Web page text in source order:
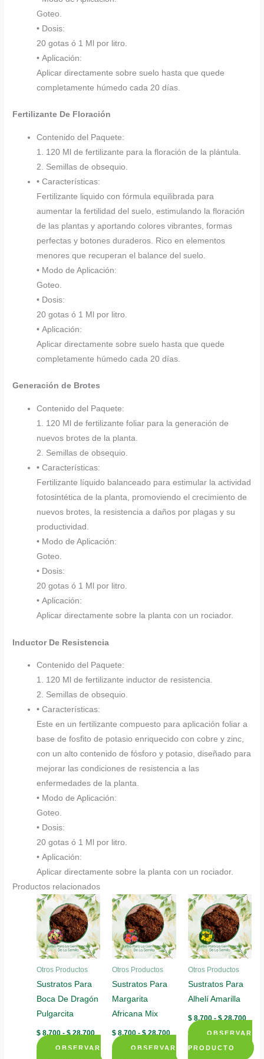
Goteo.
• Dosis:
20 gotas ó 1 Ml por litro.
• Aplicación:
Aplicar directamente sobre suelo hasta que quede
completamente húmedo cada 20 días.
Fertilizante De Floración
Contenido del Paquete:
1. 120 Ml de fertilizante para la floración de la plántula.
2. Semillas de obsequio.
• Características:
Fertilizante liquido con fórmula equilibrada para
aumentar la fertilidad del suelo, estimulando la floración
de las plantas y aportando colores vibrantes, formas
perfectas y botones duraderos. Rico en elementos
menores que recuperan el balance del suelo.
• Modo de Aplicación:
Goteo.
• Dosis:
20 gotas ó 1 Ml por litro.
• Aplicación:
Aplicar directamente sobre suelo hasta que quede
completamente húmedo cada 20 días.
Generación de Brotes
Contenido del Paquete:
1. 120 Ml de fertilizante foliar para la generación de
nuevos brotes de la planta.
2. Semillas de obsequio.
• Características:
Fertilizante líquido balanceado para estimular la actividad
fotosintética de la planta, promoviendo el crecimiento de
nuevos brotes, la resistencia a daños por plagas y su
productividad.
• Modo de Aplicación:
Goteo.
• Dosis:
20 gotas ó 1 Ml por litro.
• Aplicación:
Aplicar directamente sobre la planta con un rociador.
Inductor De Resistencia
Contenido del Paquete:
1. 120 Ml de fertilizante inductor de resistencia.
2. Semillas de obsequio.
• Características:
Este en un fertilizante compuesto para aplicación foliar a
base de fosfito de potasio enriquecido con cobre y zinc,
con un alto contenido de fósforo y potasio, diseñado para
mejorar las condiciones de resistencia a las
enfermedades de la planta.
• Modo de Aplicación:
Goteo.
• Dosis:
20 gotas ó 1 Ml por litro.
• Aplicación:
Aplicar directamente sobre la planta con un rociador.
Productos relacionados
Otros Productos
Sustratos Para
Boca De Dragón
Pulgarcita
$ 8.700 - $28.700 Rango
precios:
OBSERVAR
Otros Productos
Sustratos Para
Margarita
Africana Mix
$ 8.700 - $28.700 Rango
precios:
OBSERVAR
Otros Productos
Sustratos Para
Alhelí Amarilla
$8.700 - $28.700
$
OBSERVAR
PRODUCTO